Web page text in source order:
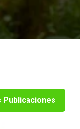
Publicaciones